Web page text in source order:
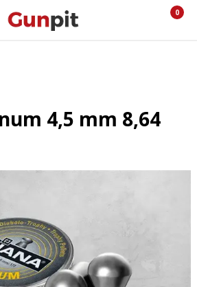
0
4,5 mm 8,64